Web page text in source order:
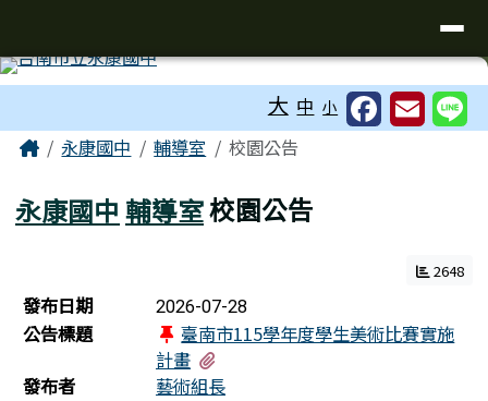
大 中 小
主內容區域
Home永康國中 輔導室 校園公告
永康國中 輔導室校園公告
2648
新聞列表
發布日期 2026-07-28
公告標題
臺南市115學年度學生美術比賽實施
計畫
發布者
藝術組長
頁尾區域